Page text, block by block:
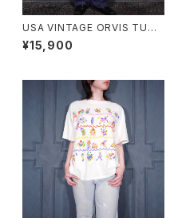
USA VINTAGE ORVIS TUCK
DESIGN LINEN100% SLACK
S PANTS/アメリカ古着タックデ
¥15,900